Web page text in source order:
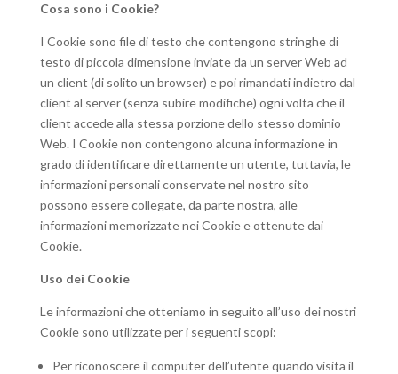
Cosa sono i Cookie?
I Cookie sono file di testo che contengono stringhe di
testo di piccola dimensione inviate da un server Web ad
un client (di solito un browser) e poi rimandati indietro dal
client al server (senza subire modifiche) ogni volta che il
client accede alla stessa porzione dello stesso dominio
Web. I Cookie non contengono alcuna informazione in
grado di identificare direttamente un utente, tuttavia, le
informazioni personali conservate nel nostro sito
possono essere collegate, da parte nostra, alle
informazioni memorizzate nei Cookie e ottenute dai
Cookie.
Uso dei Cookie
Le informazioni che otteniamo in seguito all’uso dei nostri
Cookie sono utilizzate per i seguenti scopi:
Per riconoscere il computer dell’utente quando visita il